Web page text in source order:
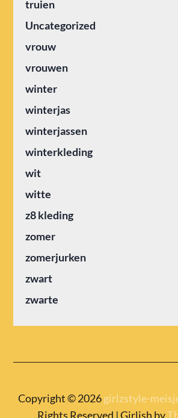
truien
Uncategorized
vrouw
vrouwen
winter
winterjas
winterjassen
winterkleding
wit
witte
z8 kleding
zomer
zomerjurken
zwart
zwarte
Copyright © 2026girlzstyle-
Rights Reserved | Girlish by